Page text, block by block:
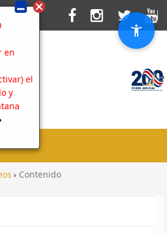
en
el
y
Contenido